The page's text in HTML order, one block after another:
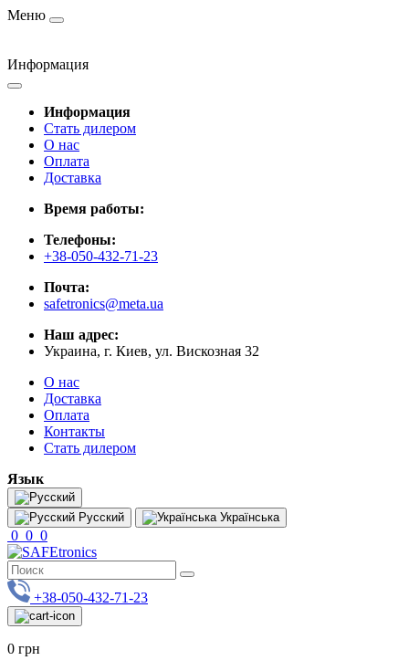
Меню
Информация
Информация
Стать дилером
О нас
Оплата
Доставка
Время работы:
Телефоны:
+38-050-432-71-23
Почта:
safetronics@meta.ua
Наш адрес:
Украина, г. Киев, ул. Вискозная 32
О нас
Доставка
Оплата
Контакты
Стать дилером
Язык
Русский Українська
0 0 0
+38-050-432-71-23
0 грн